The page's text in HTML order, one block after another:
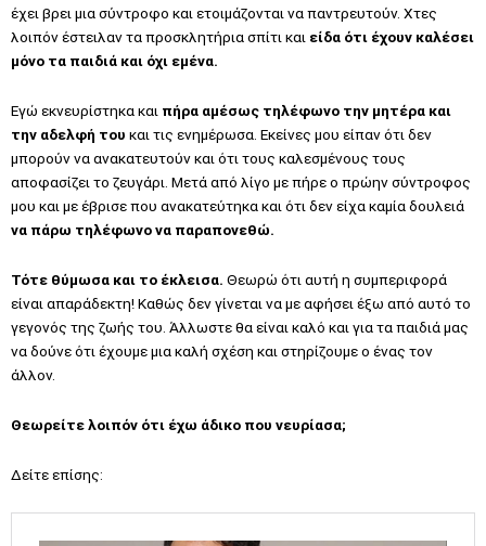
έχει βρει μια σύντροφο και ετοιμάζονται να παντρευτούν. Χτες
λοιπόνέστειλαν τα προσκλητήρια σπίτι και είδα ότι έχουν καλέσει
μόνο τα παιδιά και όχι εμένα.
Εγώ εκνευρίστηκα και πήρα αμέσως τηλέφωνο την μητέρα και
την αδελφή του και τις ενημέρωσα. Εκείνες μου είπαν ότι δεν
μπορούν να ανακατευτούν και ότι τους καλεσμένους τους
αποφασίζει το ζευγάρι. Μετά από λίγο με πήρε ο πρώην σύντροφος
μου και με έβρισε που ανακατεύτηκα και ότι δεν είχα καμία δουλειά
να πάρω τηλέφωνο να παραπονεθώ.
Τότε θύμωσα και το έκλεισα. Θεωρώ ότι αυτή η συμπεριφορά
είναι απαράδεκτη! Καθώς δεν γίνεται να με αφήσει έξω από αυτό το
γεγονός της ζωής του. Άλλωστε θα είναι καλό και για τα παιδιά μας
να δούνε ότι έχουμε μια καλή σχέση και στηρίζουμε ο ένας τον
άλλον.
Θεωρείτε λοιπόν ότι έχω άδικο που νευρίασα;
Δείτε επίσης: